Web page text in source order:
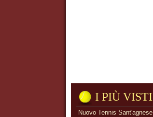
I PIÙ VISTI
Nuovo Tennis Sant'agnese